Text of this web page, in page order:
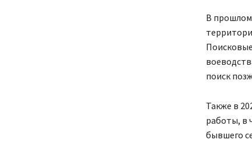
В прошлом
поиск
Также в
работы, в
бывшего